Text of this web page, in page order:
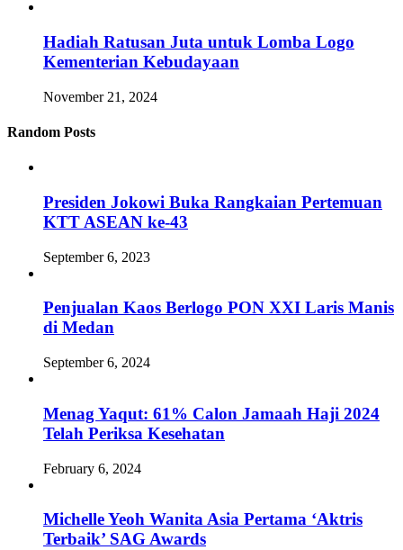
Hadiah Ratusan Juta untuk Lomba Logo
Kementerian Kebudayaan
November 21, 2024
Random Posts
Presiden Jokowi Buka Rangkaian Pertemuan
KTT ASEAN ke-43
September 6, 2023
Penjualan Kaos Berlogo PON XXI Laris Manis
di Medan
September 6, 2024
Menag Yaqut: 61% Calon Jamaah Haji 2024
Telah Periksa Kesehatan
February 6, 2024
Michelle Yeoh Wanita Asia Pertama ‘Aktris
Terbaik’ SAG Awards